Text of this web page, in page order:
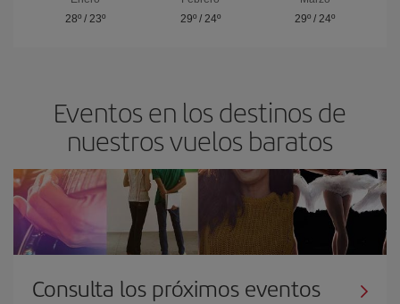
28º/ 23º
29º/ 24º
29º / 24º
Eventos en los destinos de
nuestros vuelos baratos
Consulta los próximos eventos